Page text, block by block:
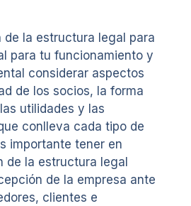
de la estructura legal para
para tu funcionamiento y
considerar aspectos
de los socios, la forma
utilidades y las
conlleva cada tipo de
importante tener en
de la estructura legal
de la empresa ante
clientes e